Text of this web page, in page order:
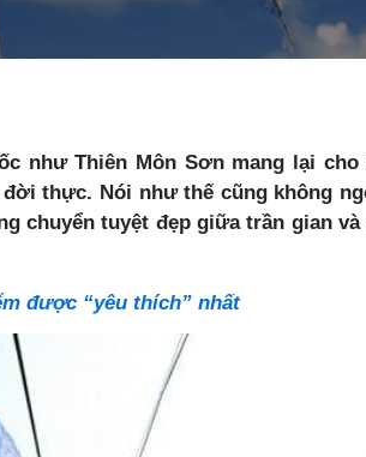
như Thiên Môn Sơn mang lại cho
thực. Nói như thế cũng không
chuyển tuyệt đẹp giữa trần gian và
được “yêu thích” nhất